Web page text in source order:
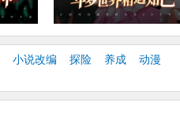
小说改编 探险 养成
动漫